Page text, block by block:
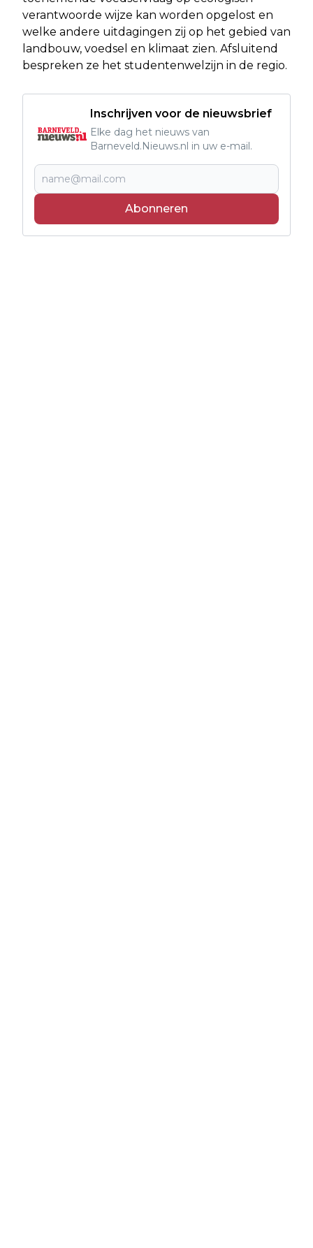
verantwoorde wijze kan worden opgelost en
welke andere uitdagingen zij op het gebied van
landbouw, voedsel en klimaat zien. Afsluitend
bespreken ze het studentenwelzijn in de regio.
Inschrijven voor de nieuwsbrief
Elke dag het nieuws van
Barneveld.Nieuws.nl in uw e-mail.
Abonneren